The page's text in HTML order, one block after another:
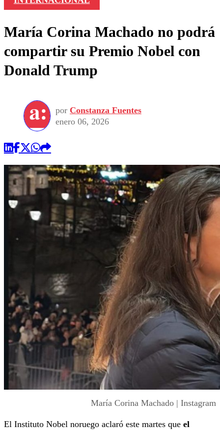
María Corina Machado no podrá
compartir su Premio Nobel con
Donald Trump
por Constanza Fuentes
enero 06, 2026
María Corina Machado | Instagram
El Instituto Nobel noruego aclaró este martes que el